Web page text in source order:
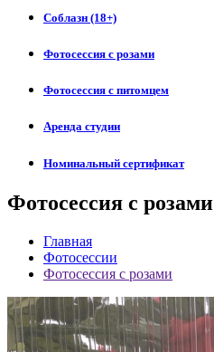
Соблазн (18+)
Фотосессия с розами
Фотосессия с питомцем
Аренда студии
Номинальный сертификат
Фотосессия с розами
Главная
Фотосессии
Фотосессия с розами